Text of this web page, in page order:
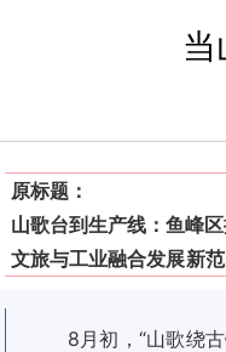
原标题：
山歌台到生产线：鱼峰
文旅与工业融合发展新
8月初，“山歌绕